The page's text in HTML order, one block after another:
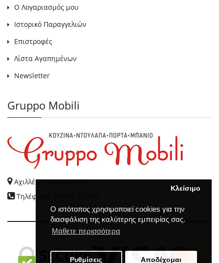
Ο ιστότοπος χρησιμοποιεί cookies για την
διασφάλιση της καλύτερης εμπειρίας σας.
Μάθετε περισσότερα
Κλείσιμο
Ρυθμίσεις Αποδέχομαι
Ο Λογαριασμός μου
Ιστορικό Παραγγελιών
Επιστροφές
Λίστα Αγαπημένων
Newsletter
Gruppo Mobili
Αχιλλέως 90, ΚΑΛΛΙΘΕΑ
Τηλέφωνο: 210.95.86.615
GRUPPO MOBILI